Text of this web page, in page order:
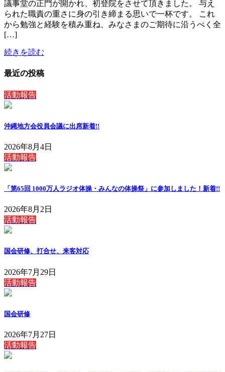
議事堂の正門が開かれ、初登院をさせて頂きました。 与え
られた職責の重さに身の引き締まる思いで一杯です。 これ
から勉強と経験を積み重ね、みなさまのご期待に沿うべく全
[…]
続きを読む
最近の投稿
活動報告
沖縄地方会役員会議に出席新着!!
2026年8月4日
活動報告
「第65回 1000万人ラジオ体操・みんなの体操祭」に参加しました！ 新着!!
2026年8月2日
活動報告
国会研修、打合せ、来客対応
2026年7月29日
活動報告
国会研修
2026年7月27日
活動報告